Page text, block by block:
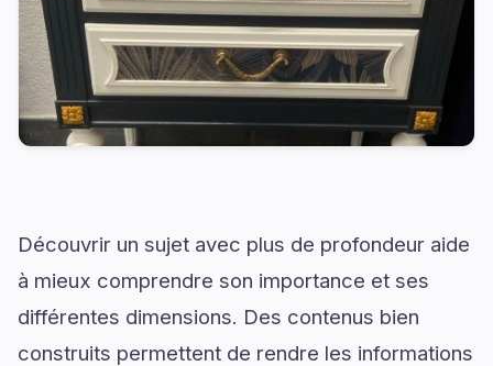
Découvrir un sujet avec plus de profondeur aide
à mieux comprendre son importance et ses
différentes dimensions. Des contenus bien
construits permettent de rendre les informations